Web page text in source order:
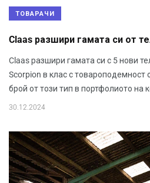
ТОВАРАЧИ
Claas разшири гамата си от
Claas разшири гамата си с 5 нови
Scorpion в клас с товароподемност
брой от този тип в портфолиото на
30.12.2024